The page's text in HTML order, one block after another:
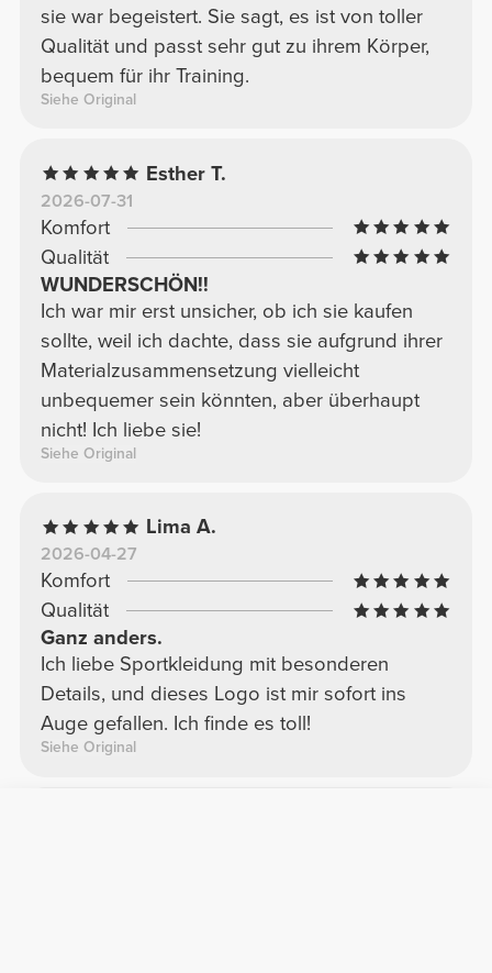
sie war begeistert. Sie sagt, es ist von toller
Qualität und passt sehr gut zu ihrem Körper,
bequem für ihr Training.
Siehe Original
Esther T.
2026-07-31
Komfort
Qualität
WUNDERSCHÖN!!
Ich war mir erst unsicher, ob ich sie kaufen
sollte, weil ich dachte, dass sie aufgrund ihrer
Materialzusammensetzung vielleicht
unbequemer sein könnten, aber überhaupt
nicht! Ich liebe sie!
Siehe Original
Lima A.
2026-04-27
Komfort
Qualität
Ganz anders.
Ich liebe Sportkleidung mit besonderen
Details, und dieses Logo ist mir sofort ins
Auge gefallen. Ich finde es toll!
Siehe Original